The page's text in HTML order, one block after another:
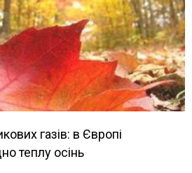
газів: в Європі
теплу осінь